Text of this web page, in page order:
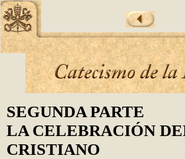
SEGUNDA PARTE
LA CELEBRACIÓN
CRISTIANO